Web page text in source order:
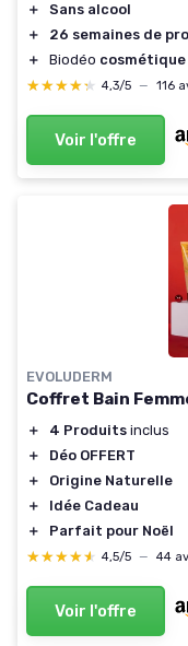
＋
Sans alcool
＋
26 semaines de
＋
Biodéo
★★★★★
★★★★★ 4,3/5 — 116
Voir l'offre
EVOLUDERM
Coffret Bain
＋ 4 Produits inclus
＋
Déo OFFERT
＋
Origine Naturelle
＋
Idée Cadeau
＋
Parfait pour Noël
★★★★★
★★★★★ 4,5/5 — 44
Voir l'offre